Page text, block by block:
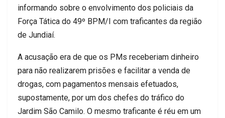
informando sobre o envolvimento dos policiais da
Força Tática do 49º BPM/I com traficantes da região
de Jundiaí.
A acusação era de que os PMs receberiam dinheiro
para não realizarem prisões e facilitar a venda de
drogas, com pagamentos mensais efetuados,
supostamente, por um dos chefes do tráfico do
Jardim São Camilo. O mesmo traficante é réu em um